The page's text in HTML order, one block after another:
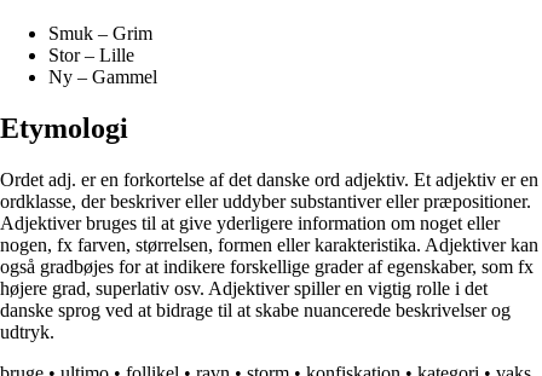
Smuk – Grim
Stor – Lille
Ny – Gammel
Etymologi
Ordet adj. er en forkortelse af det danske ord adjektiv. Et adjektiv er en
ordklasse, der beskriver eller uddyber substantiver eller præpositioner.
Adjektiver bruges til at give yderligere information om noget eller
nogen, fx farven, størrelsen, formen eller karakteristika. Adjektiver kan
også gradbøjes for at indikere forskellige grader af egenskaber, som fx
højere grad, superlativ osv. Adjektiver spiller en vigtig rolle i det
danske sprog ved at bidrage til at skabe nuancerede beskrivelser og
udtryk.